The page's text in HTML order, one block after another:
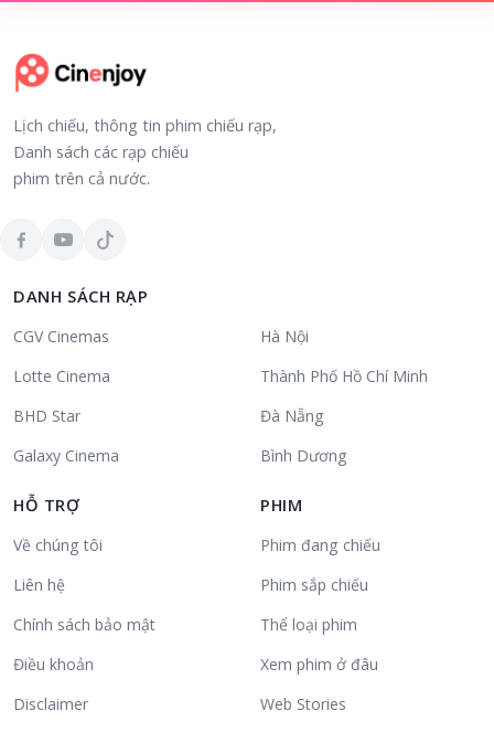
Lịch chiếu, thông tin phim chiếu rạp,
Danh sách các rạp chiếu
phim trên cả nước.
DANH SÁCH RẠP
CGV Cinemas
Lotte Cinema
BHD Star
Galaxy Cinema
Hà Nội
Thành Phố Hồ Chí Minh
Đà Nẵng
Bình Dương
HỖ TRỢ
Về chúng tôi
Liên hệ
Chính sách bảo mật
Điều khoản
Disclaimer
PHIM
Phim đang chiếu
Phim sắp chiếu
Thể loại phim
Xem phim ở đâu
Web Stories